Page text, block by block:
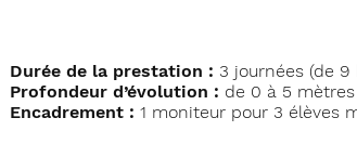
Durée de la prestation : 3 journées (de 9
Profondeur d’évolution : de 0 à 5
Encadrement : 1 moniteur pour 3 élèves